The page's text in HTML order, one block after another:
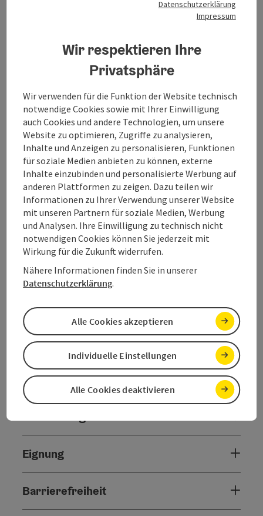
, Maria und Johanna vom"Saiten-3-
der Bürgermusik Bad
werden vom Verein "Fokus Mensch
Bad Goisern" kredenzt.
Die gesamte Veranstaltung findet imMuseumund
imFreienstatt.
Wir freuen uns auf deinen Besuch und wünschen eine
besinnliche Adventzeit!
Erlebe eine 360° Panorama Tour durch Bad Goisern am
Hallstättersee1
Kontakt
Veranstaltungstermin/e
Veranstaltungsort
Anreise/Lage
Preise
Eignung
Barrierefreiheit
Datenschutzerklärung
Impressum
Wir respektieren Ihre
Privatsphäre
Wir verwenden für die Funktion der Website technisch
notwendige Cookies sowie mit Ihrer Einwilligung
auch Cookies und andere Technologien, um unsere
Website zu optimieren, Zugriffe zu analysieren,
Inhalte und Anzeigen zu personalisieren, Funktionen
für soziale Medien anbieten zu können, externe
Inhalte einzubinden und personalisierte Werbung auf
anderen Plattformen zu zeigen. Dazu teilen wir
Informationen zu Ihrer Verwendung unserer Website
mit unseren Partnern für soziale Medien, Werbung
und Analysen. Ihre Einwilligung zu technisch nicht
notwendigen Cookies können Sie jederzeit mit
Wirkung für die Zukunft widerrufen.
Nähere Informationen finden Sie in unserer
Datenschutzerklärung.
Alle Cookies deaktivieren
Individuelle Einstellungen
Alle Cookies akzeptieren